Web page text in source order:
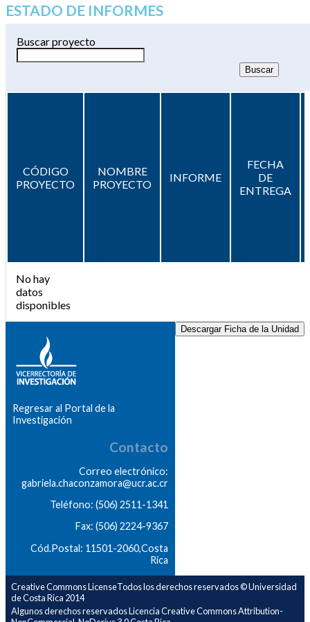
ESTADO DE INFORMES
Buscar proyecto
CÓDIGO
PROYECTO
NOMBRE
PROYECTO
INFORME
FECHA
DE
ENTREGA
No hay
datos
disponibles
Descargar Ficha de la Unidad
Regresar al Portal de la
Investigación
Contacto
Correo electrónico:
gabriela.chaconzamora@ucr.ac.cr
Teléfono: (506) 2511-1341
Fax: (506) 2224-9367
Cód.Postal: 11501-2060,Costa
Rica
Creative Commons LicenseTodos los derechos reservados © Universidad
de Costa Rica 2014
Algunos derechos reservados Licencia Creative Commons Attribution-